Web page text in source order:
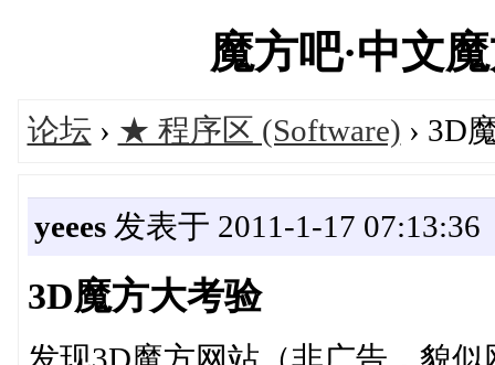
魔方吧·中文
论坛 › ★ 程序区 (Software) › 3D
yeees发表于 2011-1-17 07:13:36
3D魔方大考验